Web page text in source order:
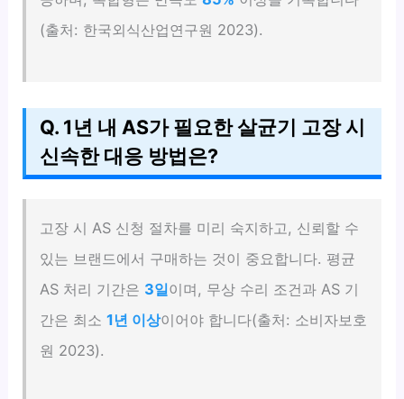
(출처: 한국외식산업연구원 2023).
Q. 1년 내 AS가 필요한 살균기 고장 시
신속한 대응 방법은?
고장 시 AS 신청 절차를 미리 숙지하고, 신뢰할 수
있는 브랜드에서 구매하는 것이 중요합니다. 평균
AS 처리 기간은 3일이며, 무상 수리 조건과 AS 기
간은 최소1년 이상이어야 합니다(출처: 소비자보호
원 2023).